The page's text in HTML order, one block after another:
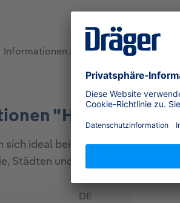
Informationen zur Produktsicherheit
"Handschuhe
sich ideal bei der Farb-, Lack-,
Städten und Gemeinden. Größe 9.
DE